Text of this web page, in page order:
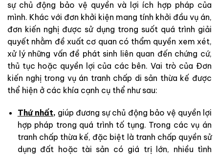
sự chủ động bảo vệ quyền và lợi ích hợp pháp của
mình. Khác với đơn khởi kiện mang tính khởi đầu vụ án,
đơn kiến nghị được sử dụng trong suốt quá trình giải
quyết nhằm đề xuất cơ quan có thẩm quyền xem xét,
xử lý những vấn đề phát sinh liên quan đến chứng cứ,
thủ tục hoặc quyền lợi của các bên. Vai trò của Đơn
kiến nghị trong vụ án tranh chấp di sản thừa kế được
thể hiện ở các khía cạnh cụ thể như sau:
Thứ nhất, giúp đương sự chủ động bảo vệ quyền lợi
hợp pháp trong quá trình tố tụng. Trong các vụ án
tranh chấp thừa kế, đặc biệt là tranh chấp quyền sử
dụng đất hoặc tài sản có giá trị lớn, nhiều tình